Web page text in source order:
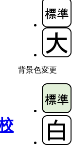
背景色変更